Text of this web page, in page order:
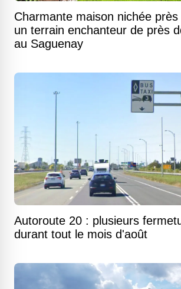
Charmante maison nichée
un terrain enchanteur de près
au Saguenay
Autoroute 20 : plusieurs
durant tout le mois d'août